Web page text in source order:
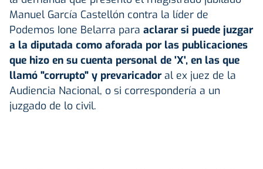
Manuel García Castellón contra la líder de
Podemos Ione Belarra para aclarar si puede juzgar
a la diputada como aforada por las publicaciones
que hizo en su cuenta personal de 'X', en las que
llamó "corrupto" y prevaricador al ex juez de la
Audiencia Nacional, o si correspondería a un
juzgado de lo civil.